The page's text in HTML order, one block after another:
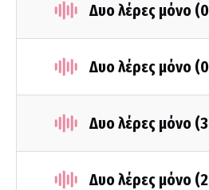
Δυο λέρες μόνο
Δυο λέρες μόνο
Δυο λέρες μόνο
Δυο λέρες μόνο